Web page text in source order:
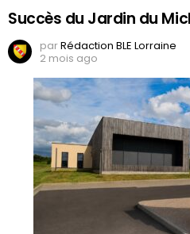
Succès du Jardin du
parRédaction BLE Lorraine
2 mois ago